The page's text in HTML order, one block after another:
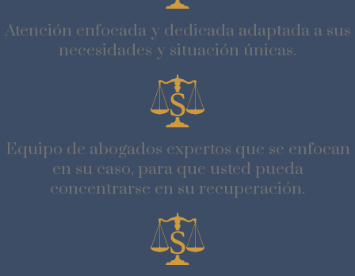
Atención enfocada y dedicada adaptada a sus
necesidades y situación únicas.
Equipo de abogados expertos que se enfocan
en su caso, para que usted pueda
concentrarse en su recuperación.